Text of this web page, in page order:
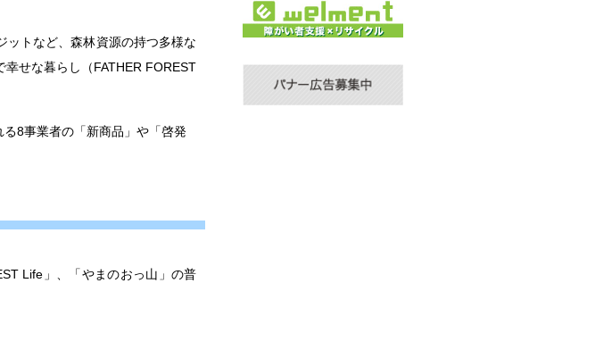
ットなど、森林資源の持つ多様な
せな暮らし（FATHER FOREST
8事業者の「新商品」や「啓発
Life」、「やまのおっ山」の普